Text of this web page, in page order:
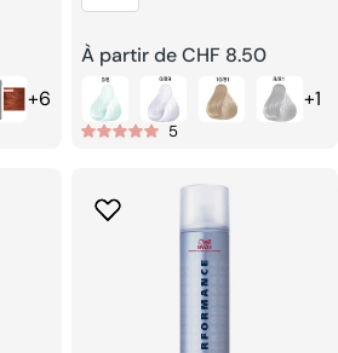
+6
Prix
habituel
À partir de CHF 8.50
+1
5